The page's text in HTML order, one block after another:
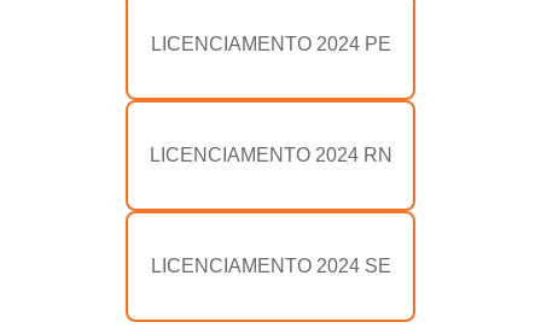
LICENCIAMENTO 2024 PE
LICENCIAMENTO 2024 RN
LICENCIAMENTO 2024 SE